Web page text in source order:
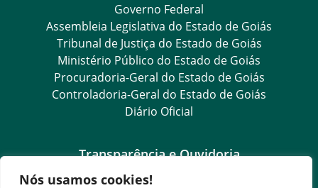
Nós usamos cookies!
Governo Federal
Assembleia Legislativa do Estado de Goiás
Tribunal de Justiça do Estado de Goiás
Ministério Público do Estado de Goiás
Procuradoria-Geral do Estado de Goiás
Controladoria-Geral do Estado de Goiás
Diário Oficial
Transparência e Ouvidoria